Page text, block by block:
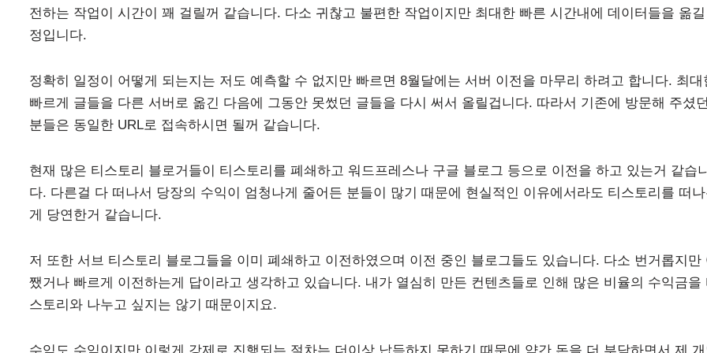
전하는 작업이 시간이 꽤 걸릴꺼 같습니다. 다소 귀찮고 불편한 작업이지만 최대한 빠른 시간내에 데이터들을 옮길
정입니다.
정확히 일정이 어떻게 되는지는 저도 예측할 수 없지만 빠르면 8월달에는 서버 이전을 마무리 하려고 합니다. 최대
빠르게 글들을 다른 서버로 옮긴 다음에 그동안 못썼던 글들을 다시 써서 올릴겁니다. 따라서 기존에 방문해 주셨던
분들은 동일한 URL로 접속하시면 될꺼 같습니다.
현재 많은 티스토리 블로거들이 티스토리를 폐쇄하고 워드프레스나 구글 블로그 등으로 이전을 하고 있는거 같습
다. 다른걸 다 떠나서 당장의 수익이 엄청나게 줄어든 분들이 많기 때문에 현실적인 이유에서라도 티스토리를 떠
게 당연한거 같습니다.
저 또한 서브 티스토리 블로그들을 이미 폐쇄하고 이전하였으며 이전 중인 블로그들도 있습니다. 다소 번거롭지만
쨌거나 빠르게 이전하는게 답이라고 생각하고 있습니다. 내가 열심히 만든 컨텐츠들로 인해 많은 비율의 수익금을
스토리와 나누고 싶지는 않기 때문이지요.
수익도 수익이지만 이렇게 강제로 진행되는 절차는 더이상 납득하지 못하기 때문에 약간 돈을 더 부담하면서 제 개